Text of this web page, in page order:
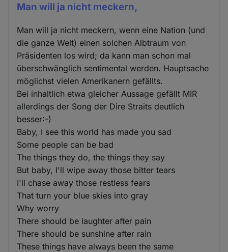
Man will ja nicht meckern,
Man will ja nicht meckern, wenn eine Nation (und
die ganze Welt) einen solchen Albtraum von
Präsidenten los wird; da kann man schon mal
überschwänglich sentimental werden. Hauptsache
möglichst vielen Amerikanern gefällts.
Bei inhaltlich etwa gleicher Aussage gefällt MIR
allerdings der Song der Dire Straits deutlich
besser:-)
Baby, I see this world has made you sad
Some people can be bad
The things they do, the things they say
But baby, I'll wipe away those bitter tears
I'll chase away those restless fears
That turn your blue skies into gray
Why worry
There should be laughter after pain
There should be sunshine after rain
These things have always been the same